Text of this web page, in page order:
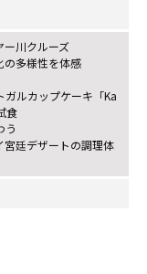
ー川クルーズ
の多様性を体感
ガルカップケーキ「Ka
食
う
宮廷デザートの調理体